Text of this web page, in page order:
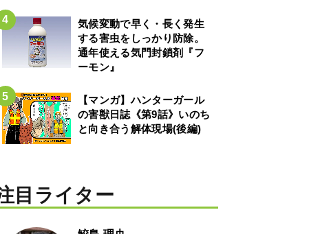
気候変動で早く・長く発生
する害虫をしっかり防除。
通年使える気門封鎖剤『フ
ーモン』
【マンガ】ハンターガール
の害獣日誌《第9話》いのち
と向き合う解体現場(後編)
目ライター